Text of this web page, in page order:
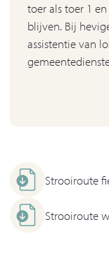
toer als toer 1
blijven. Bij
assistentie van
Strooiroute
Strooiroute